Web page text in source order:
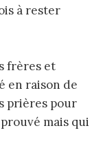
à rester
frères et
en raison de
prières pour
mais qui